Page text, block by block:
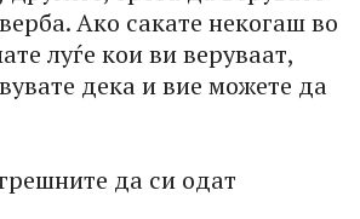
Ако сакате некогаш во
луѓе кои ви веруваат,
дека и вие можете да
да си одат